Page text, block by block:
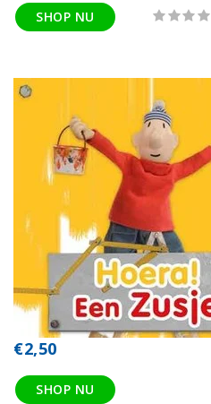
SHOP NU
€2,50
SHOP NU